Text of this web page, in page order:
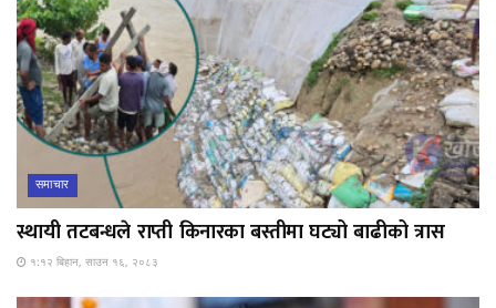
समाचार
स्थायी तटबन्धले राप्ती किनारका बस्तीमा घट्यो बाढीको त्रास
१:१२ बिहान, साउन १६, २०८३